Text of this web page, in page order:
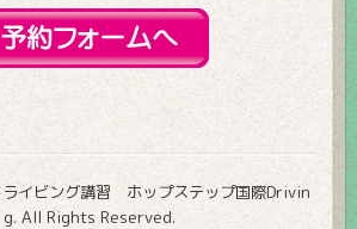
ライビング講習 ホップステップ国際Drivin
g. All Rights Reserved.